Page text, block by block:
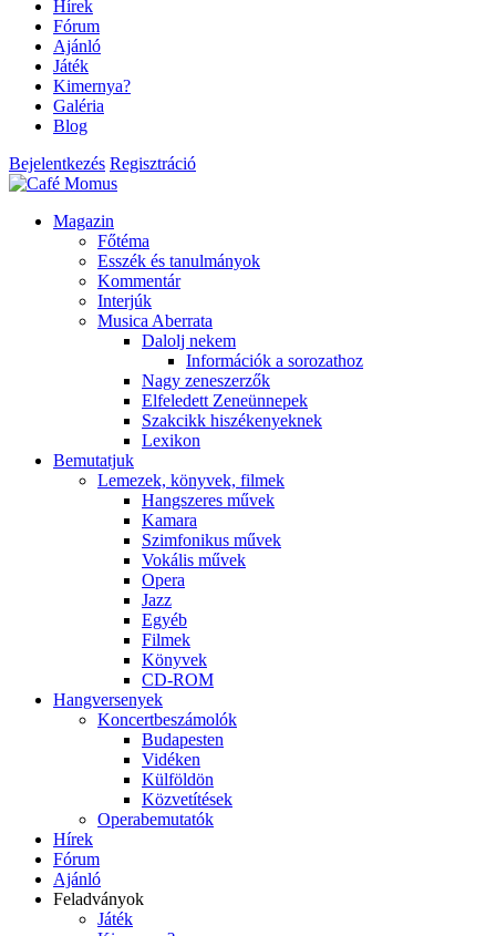
Hírek
Fórum
Ajánló
Játék
Kimernya?
Galéria
Blog
Bejelentkezés Regisztráció
Magazin
Főtéma
Esszék és tanulmányok
Kommentár
Interjúk
Musica Aberrata
Dalolj nekem
Információk a sorozathoz
Nagy zeneszerzők
Elfeledett Zeneünnepek
Szakcikk hiszékenyeknek
Lexikon
Bemutatjuk
Lemezek, könyvek, filmek
Hangszeres művek
Kamara
Szimfonikus művek
Vokális művek
Opera
Jazz
Egyéb
Filmek
Könyvek
CD-ROM
Hangversenyek
Koncertbeszámolók
Budapesten
Vidéken
Külföldön
Közvetítések
Operabemutatók
Hírek
Fórum
Ajánló
Feladványok
Játék